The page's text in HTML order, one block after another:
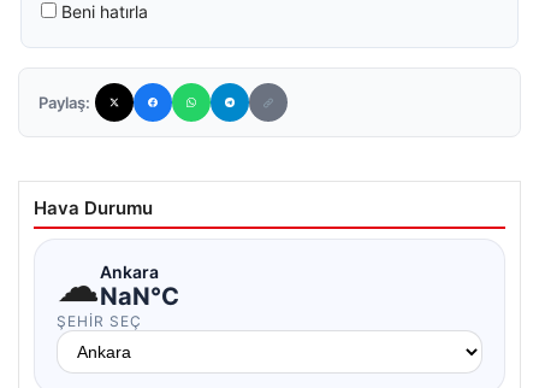
Beni hatırla
Paylaş:
Hava Durumu
☁Ankara
NaN°C
ŞEHIR SEÇ